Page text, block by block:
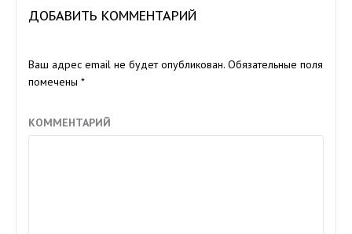
ДОБАВИТЬ КОММЕНТАРИЙ
Ваш адрес email не будет опубликован. Обязательные поля
помечены *
КОММЕНТАРИЙ